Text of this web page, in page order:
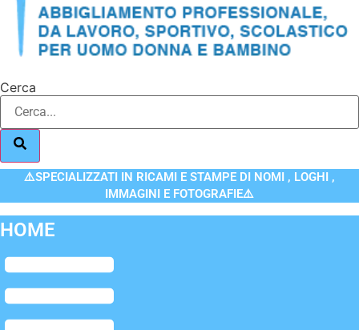
Cerca
⚠️SPECIALIZZATI IN RICAMI E STAMPE DI NOMI , LOGHI ,
IMMAGINI E FOTOGRAFIE⚠️
HOME
Flyout
Menu